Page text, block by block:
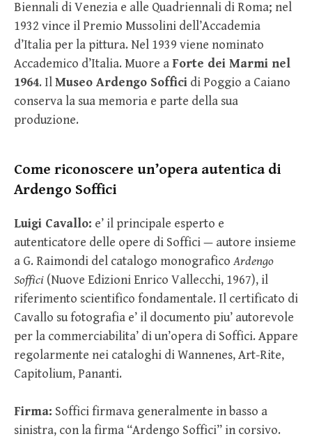
Biennali di Venezia e alle Quadriennali di Roma; nel
1932 vince il Premio Mussolini dell’Accademia
d’Italia per la pittura. Nel 1939 viene nominato
Accademico d’Italia. Muore aForte dei Marmi nel
1964. IlMuseo Ardengo Soffici di Poggio a Caiano
conserva la sua memoria e parte della sua
produzione.
Come riconoscere un’opera autentica di
Ardengo Soffici
Luigi Cavallo: e’ il principale esperto e
autenticatore delle opere di Soffici — autore insieme
a G. Raimondi del catalogo monograficoArdengo
Soffici (Nuove Edizioni Enrico Vallecchi, 1967), il
riferimento scientifico fondamentale. Il certificato di
Cavallo su fotografia e’ il documento piu’ autorevole
per la commerciabilita’ di un’opera di Soffici. Appare
regolarmente nei cataloghi di Wannenes, Art-Rite,
Capitolium, Pananti.
Firma: Soffici firmava generalmente in basso a
sinistra, con la firma “Ardengo Soffici” in corsivo.